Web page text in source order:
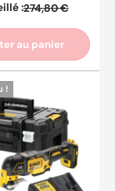
:274,80 €
au panier
!